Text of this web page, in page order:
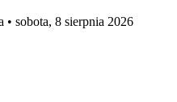
• sobota, 8 sierpnia 2026